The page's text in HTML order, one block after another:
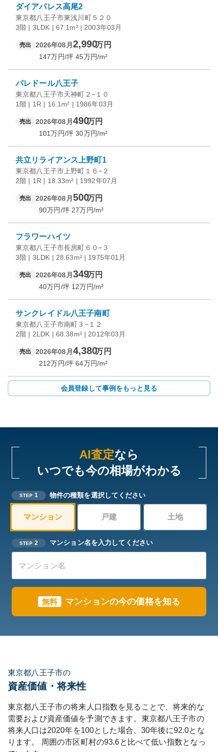
ダイアパレス高尾2
東京都八王子市東浅川町５２０
3階 | 3LDK | 67.1m² | 2003年03月
売出 2026年08月 2,990万円
147万円/坪 45万円/m²
パレドール八王子
東京都八王子市天神町２−１０
1階 | 1R | 16.1m² | 1986年03月
売出 2026年08月 490万円
101万円/坪 30万円/m²
共立リライアンス上野町1
東京都八王子市上野町１６−２
2階 | 1R | 18.33m² | 1992年07月
売出 2026年08月 500万円
90万円/坪 27万円/m²
フラワーハイツ
東京都八王子市長房町６０−３
3階 | 3LDK | 28.63m² | 1975年01月
売出 2026年08月 349万円
40万円/坪 12万円/m²
サンクレイドル八王子南町
東京都八王子市南町３−１２
2階 | 2LDK | 68.38m² | 2012年03月
売出 2026年08月 4,380万円
212万円/坪 64万円/m²
会員登録して事例をもっと見る
AI査定なら
いつでも今の相場がわかる
STEP 1 物件の種類を選択してください
マンション 戸建 土地
STEP 2 マンション名を入力してください
無料 マンションの今の価格を知る
東京都八王子市の
資産価値・将来性
東京都八王子市の将来人口指数を見ることで、将来的な
需要および資産価値を予測できます。 東京都八王子市の
将来人口は2020年を100とした場合、30年後に92.0とな
ります。
周囲の市区町村の93.6と比べて低い指数となっ